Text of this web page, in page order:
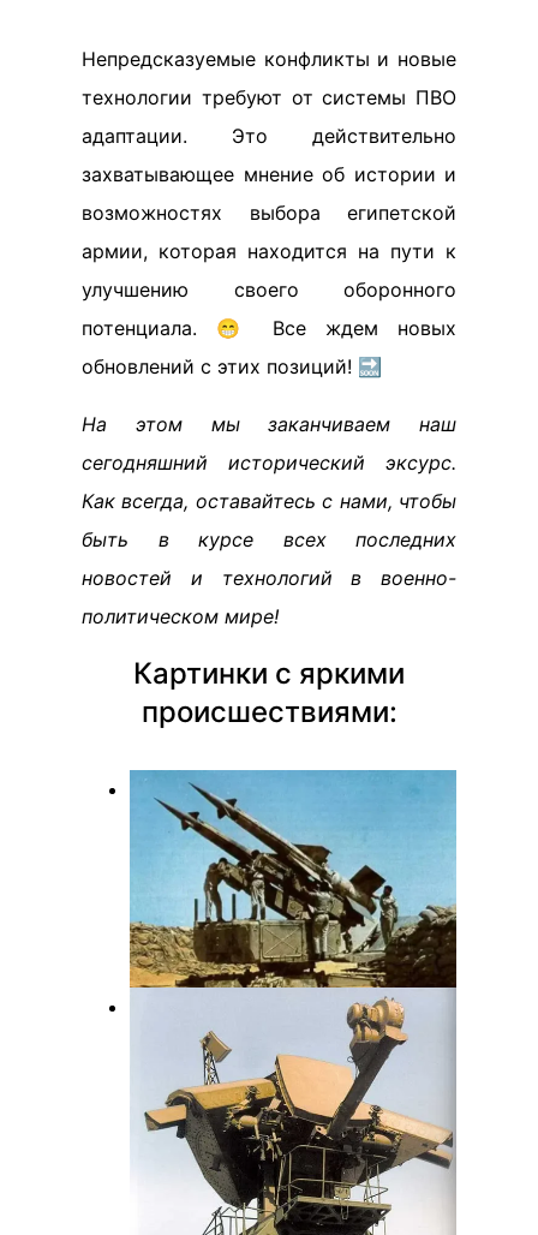
Непредсказуемые конфликты и новые
технологии требуют от системы ПВО
адаптации. Это действительно
захватывающее мнение об истории и
возможностях выбора египетской
армии, которая находится на пути к
улучшению своего оборонного
потенциала. 😁 Все ждем новых
обновлений с этих позиций! 🔜
На этом мы заканчиваем наш
сегодняшний исторический эксурс.
Как всегда, оставайтесь с нами, чтобы
быть в курсе всех последних
новостей и технологий в военно-
политическом мире!
Картинки с яркими
происшествиями: